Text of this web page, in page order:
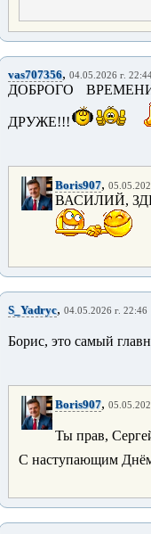
vas707356, 04.05.2026 г.
ДОБРОГО
ДРУЖЕ!!!
Boris907,
ВАСИЛИЙ,
S_Yadryc, 04.05.2026 г. 22:46
Борис, это самый
Boris907,
Ты прав,
С наступающим